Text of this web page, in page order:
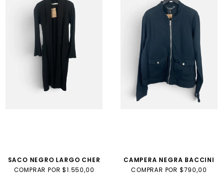
SACO NEGRO LARGO CHER
COMPRAR POR $1.550,00
CAMPERA NEGRA BACCINI
COMPRAR POR $790,00